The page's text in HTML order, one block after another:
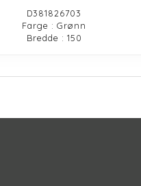
D381826703
Farge : Grønn
Bredde : 150